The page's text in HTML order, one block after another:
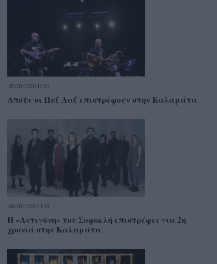
07/08/2026 12:01
Απόψε οι Πυξ Λαξ επιστρέφουν στην Καλαμάτα
06/08/2026 21:28
Η «Αντιγόνη» του Σοφοκλή επιστρέφει για 2η
χρονιά στην Καλαμάτα